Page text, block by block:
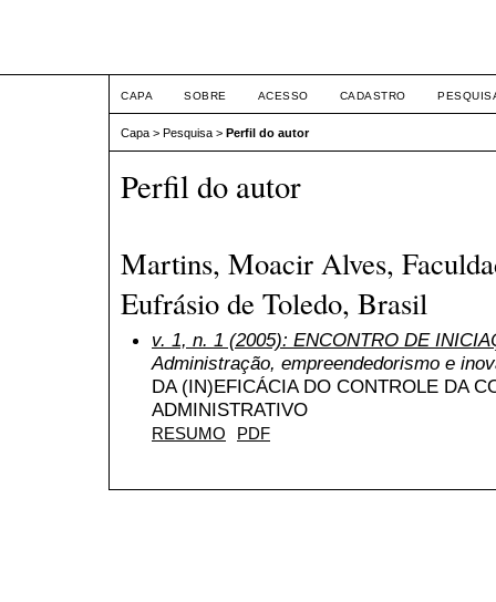
CAPA SOBRE ACESSO CADASTRO
Capa > Pesquisa > Perfil do autor
Perfil do autor
Martins, Moacir Alves,
Eufrásio de Toledo, Brasil
v. 1, n. 1 (2005): ENCONTRO DE
Administração, empreendedorismo e
DA (IN)EFICÁCIA DO CONTROLE DA
ADMINISTRATIVO
RESUMO PDF